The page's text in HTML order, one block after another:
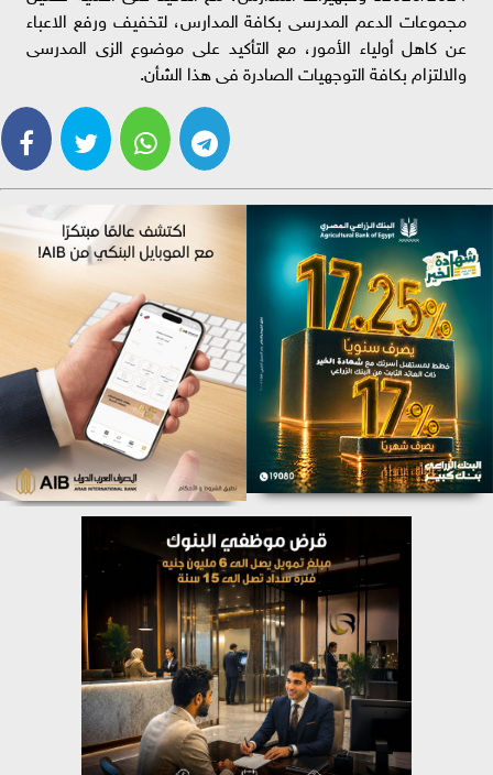
مجموعات الدعم المدرسى بكافة المدارس، لتخفيف ورفع الاعباء
عن كاهل أولياء الأمور، مع التأكيد على موضوع الزى المدرسى
والالتزام بكافة التوجهيات الصادرة فى هذا الشأن.